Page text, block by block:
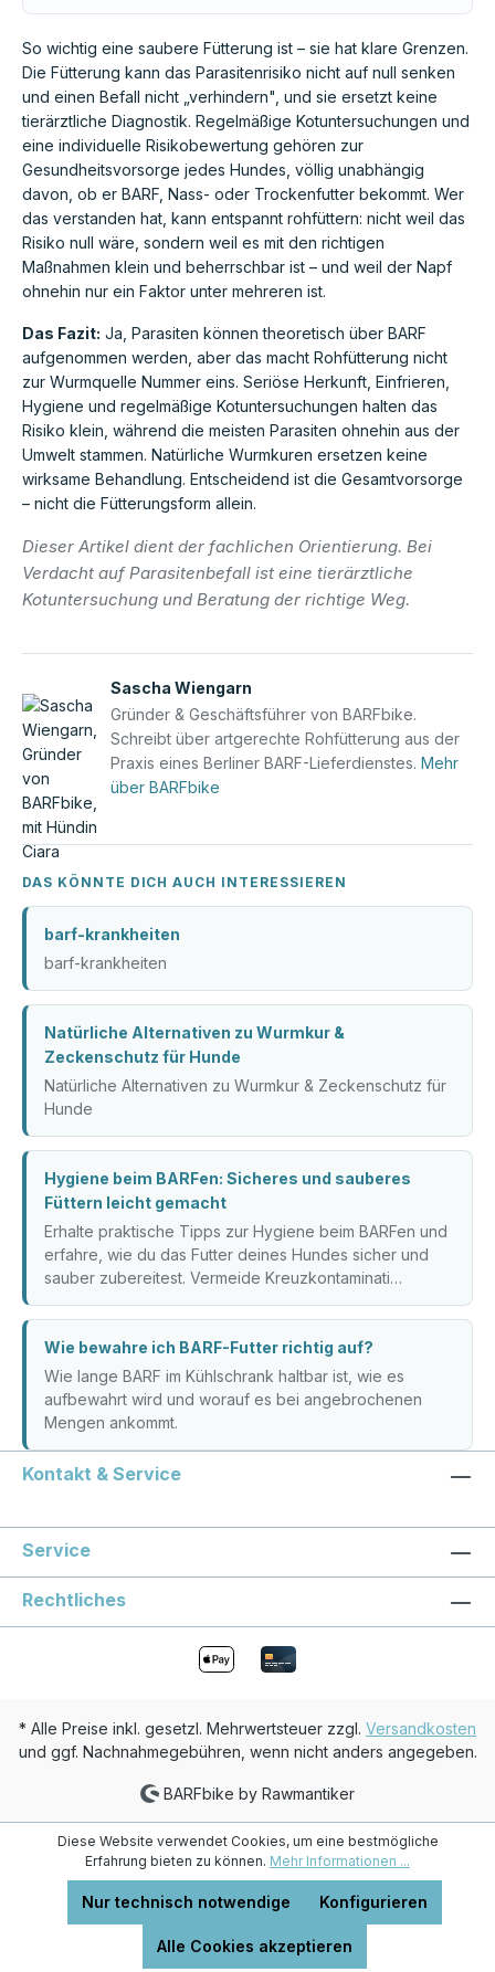
So wichtig eine saubere Fütterung ist – sie hat klare Grenzen.
Die Fütterung kann das Parasitenrisiko nicht auf null senken
und einen Befall nicht „verhindern", und sie ersetzt keine
tierärztliche Diagnostik. Regelmäßige Kotuntersuchungen und
eine individuelle Risikobewertung gehören zur
Gesundheitsvorsorge jedes Hundes, völlig unabhängig
davon, ob er BARF, Nass- oder Trockenfutter bekommt. Wer
das verstanden hat, kann entspannt rohfüttern: nicht weil das
Risiko null wäre, sondern weil es mit den richtigen
Maßnahmen klein und beherrschbar ist – und weil der Napf
ohnehin nur ein Faktor unter mehreren ist.
Das Fazit: Ja, Parasiten können theoretisch über BARF
aufgenommen werden, aber das macht Rohfütterung nicht
zur Wurmquelle Nummer eins. Seriöse Herkunft, Einfrieren,
Hygiene und regelmäßige Kotuntersuchungen halten das
Risiko klein, während die meisten Parasiten ohnehin aus der
Umwelt stammen. Natürliche Wurmkuren ersetzen keine
wirksame Behandlung. Entscheidend ist die Gesamtvorsorge
– nicht die Fütterungsform allein.
Dieser Artikel dient der fachlichen Orientierung. Bei
Verdacht auf Parasitenbefall ist eine tierärztliche
Kotuntersuchung und Beratung der richtige Weg.
Sascha Wiengarn
Gründer & Geschäftsführer von BARFbike.
Schreibt über artgerechte Rohfütterung aus der
Praxis eines Berliner BARF-Lieferdienstes. Mehr
über BARFbike
DAS KÖNNTE DICH AUCH INTERESSIEREN
barf-krankheiten
barf-krankheiten
Natürliche Alternativen zu Wurmkur &
Zeckenschutz für Hunde
Natürliche Alternativen zu Wurmkur & Zeckenschutz für
Hunde
Hygiene beim BARFen: Sicheres und sauberes
Füttern leicht gemacht
Erhalte praktische Tipps zur Hygiene beim BARFen und
erfahre, wie du das Futter deines Hundes sicher und
sauber zubereitest. Vermeide Kreuzkontaminati…
Wie bewahre ich BARF-Futter richtig auf?
Wie lange BARF im Kühlschrank haltbar ist, wie es
aufbewahrt wird und worauf es bei angebrochenen
Mengen ankommt.
Kontakt & Service
Service
Rechtliches
* Alle Preise inkl. gesetzl. Mehrwertsteuer zzgl. Versandkosten
und ggf. Nachnahmegebühren, wenn nicht anders angegeben.
BARFbike by Rawmantiker
Diese Website verwendet Cookies, um eine bestmögliche
Erfahrung bieten zu können. Mehr Informationen ...
Nur technisch notwendige Konfigurieren
Alle Cookies akzeptieren